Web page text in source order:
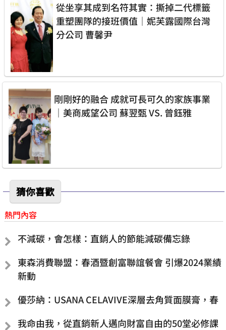
從坐享其成到名符其實：撕掉二代標籤
重塑團隊的接班價值｜妮芙露國際台灣
分公司 曹馨尹
剛剛好的融合 成就可長可久的家族事業
｜美商威望公司 蘇翌甄 VS. 曾鈺雅
猜你喜歡
熱門內容
不減碳，會怎樣：直銷人的節能減碳備忘錄
東森消費聯盟：春酒暨創富聯誼餐會 引爆2024業績
新動
優莎納：USANA CELAVIVE深層去角質面膜膏，春
我命由我，從直銷新人邁向財富自由的50堂必修課